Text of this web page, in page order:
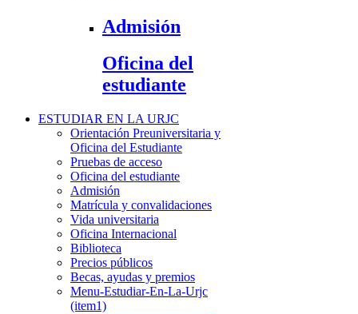
Admisión
Oficina del
estudiante
ESTUDIAR EN LA URJC
Orientación Preuniversitaria y
Oficina del Estudiante
Pruebas de acceso
Oficina del estudiante
Admisión
Matrícula y convalidaciones
Vida universitaria
Oficina Internacional
Biblioteca
Precios públicos
Becas, ayudas y premios
Menu-Estudiar-En-La-Urjc
(item1)